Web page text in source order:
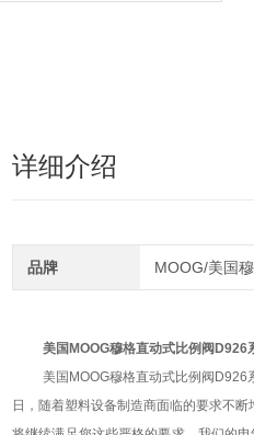
详细介绍
品牌 MOOG/美国
美国MOOG穆格直动式比例阀D926
美国MOOG穆格直动式比例阀
日，随着塑料设备制造商面临的要求不